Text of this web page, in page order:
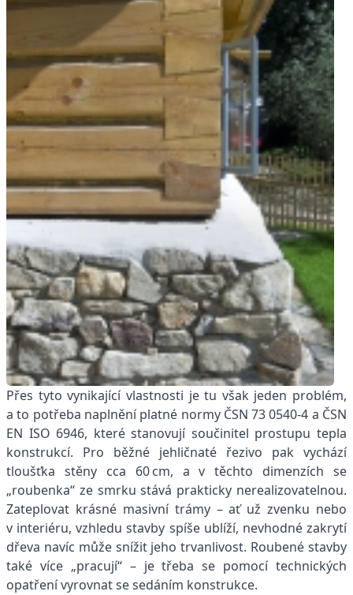
Přes tyto vynikající vlastnosti je tu však jeden problém,
a to potřeba naplnění platné normy ČSN 73 0540-4 a ČSN
EN ISO 6946, které stanovují součinitel prostupu tepla
konstrukcí. Pro běžné jehličnaté řezivo pak vychází
tloušťka stěny cca 60 cm, a v těchto dimenzích se
„roubenka“ ze smrku stává prakticky nerealizovatelnou.
Zateplovat krásné masivní trámy – ať už zvenku nebo
v interiéru, vzhledu stavby spíše ublíží, nevhodné zakrytí
dřeva navíc může snížit jeho trvanlivost. Roubené stavby
také více „pracují“ – je třeba se pomocí technických
opatření vyrovnat se sedáním konstrukce.